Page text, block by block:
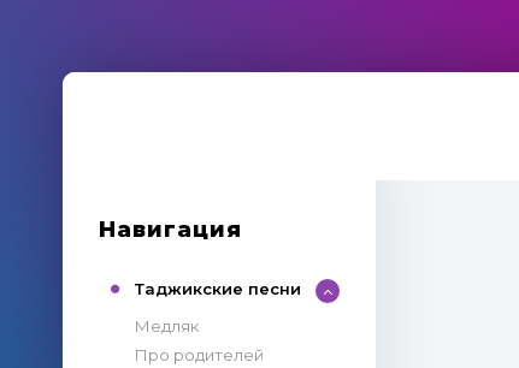
Навигация
Таджикские песни
Медляк
Про родителей